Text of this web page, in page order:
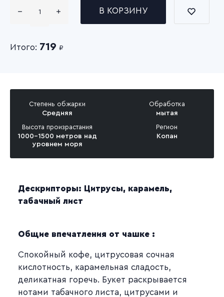
В КОРЗИНУ
Итого: 719 ₽
Степень обжарки
Средняя
Обработка
мытая
Высота произрастания
1000-1500 метров над
уровнем моря
Регион
Копан
Дескрипторы: Цитрусы, карамель,
табачный лист
Общие впечатления от чашке :
Спокойный кофе, цитрусовая сочная
кислотность, карамельная сладость,
деликатная горечь. Букет раскрывается
нотами табачного листа, цитрусами и